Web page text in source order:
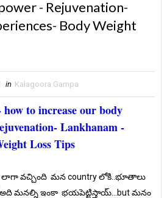
- Rejuvenation-
Body Weight
in Kalagoora Gampa
to increase our body
Lankhanam -
Loss Tips
లాగా వచ్చింది మన country లోకి..భూతాలు
మనల్ని ఇంకా భయపెట్టిస్తాయ్...but మనం